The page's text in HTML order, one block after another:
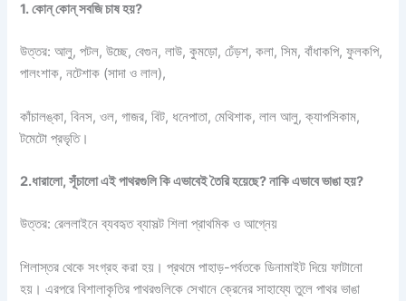
1. কোন্ কোন্ সবজি চাষ হয়?
উত্তর: আলু, পটল, উচ্ছে, বেগুন, লাউ, কুমড়ো, ঢেঁড়শ, কলা, সিম, বাঁধাকপি, ফুলকপি,
পালংশাক, নটেশাক (সাদা ও লাল),
কাঁচালঙ্কা, বিনস, ওল, গাজর, বিট, ধনেপাতা, মেথিশাক, লাল আলু, ক্যাপসিকাম,
টমেটো প্রভৃতি।
2.ধারালো, সূঁচালো এই পাথরগুলি কি এভাবেই তৈরি হয়েছে? নাকি এভাবে ভাঙা হয়?
উত্তর: রেললাইনে ব্যবহৃত ব্যাসল্ট শিলা প্রাথমিক ও আগ্নেয়
শিলাস্তর থেকে সংগ্রহ করা হয়। প্রথমে পাহাড়-পর্বতকে ডিনামাইট দিয়ে ফাটানো
হয়। এরপরে বিশালাকৃতির পাথরগুলিকে সেখানে ক্রেনের সাহায্যে তুলে পাথর ভাঙা